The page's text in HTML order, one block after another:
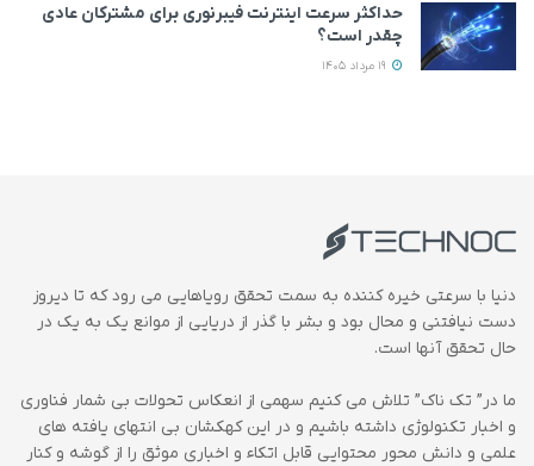
حداکثر سرعت اینترنت فیبرنوری برای مشترکان عادی
چقدر است؟
دنیا با سرعتی خیره کننده به سمت تحقق رویاهایی می رود که تا دیروز
دست نیافتنی و محال بود و بشر با گذر از دریایی از موانع یک به یک در
حال تحقق آنها است.
ما در” تک ناک” تلاش می کنیم سهمی از انعکاس تحولات بی شمار فناوری
و اخبار تکنولوژی داشته باشیم و در این کهکشان بی انتهای یافته های
علمی و دانش محور محتوایی قابل اتکاء و اخباری موثق را از گوشه و کنار